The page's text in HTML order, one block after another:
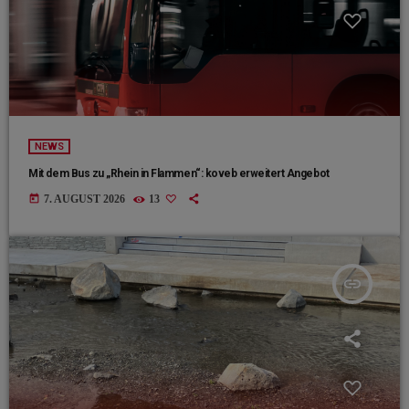
NEWS
Mit dem Bus zu „Rhein in Flammen“: koveb erweitert Angebot
today 7. AUGUST 2026 13
insert_link